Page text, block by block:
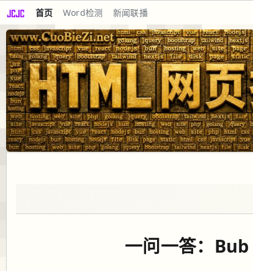
首页 Word检测 新闻联播
一问一答：